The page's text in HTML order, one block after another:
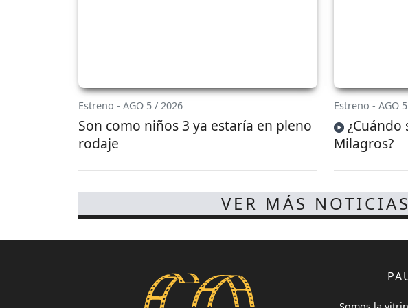
Estreno - AGO 5 / 2026
Son como niños 3 ya estaría en pleno
rodaje
Estreno - AGO
¿Cuándo
Milagros?
VER MÁS